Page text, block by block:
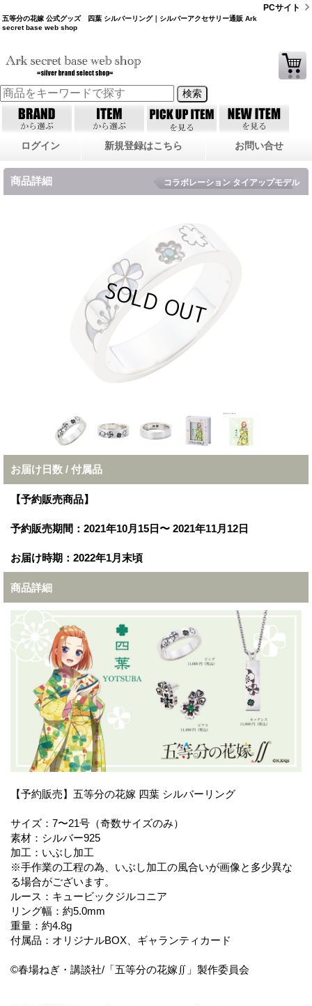
五等分の花嫁 公式グッズ 四葉 シルバーリング｜シルバーアクセサリー通販 Ark
secret base web shop
PCサイト
ログイン 新規登録はこちら お問い合せ
商品詳細 コラボレーション タイアップモデル
お届け日数 / 付属品
【予約販売商品】
予約販売期間：2021年10月15日〜 2021年11月12日
お届け時期：2022年1月末頃
商品詳細
【予約販売】五等分の花嫁 四葉 シルバーリング
サイズ：7〜21号（奇数サイズのみ）
素材：シルバー925
加工：いぶし加工
※手作業の工程の為、いぶし加工の風合いが画像と多少異な
る場合がございます。
ルース：キュービックジルコニア
リング幅：約5.0mm
重量：約4.8g
付属品：オリジナルBOX、ギャランティカード
©春場ねぎ・講談社/「五等分の花嫁∬」製作委員会